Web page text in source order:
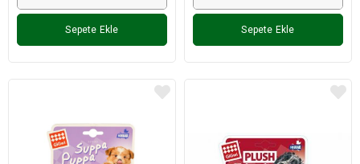
Sepete Ekle Sepete Ekle